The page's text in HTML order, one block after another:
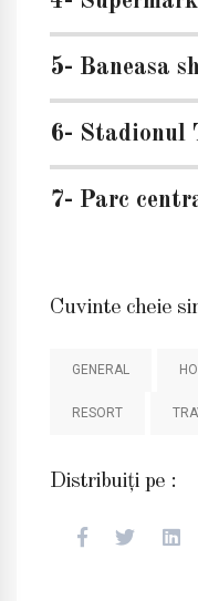
5- Baneasa
6- Stadionul
7- Parc
Cuvinte cheie
GENERAL
RESORT
Distribuiți pe :